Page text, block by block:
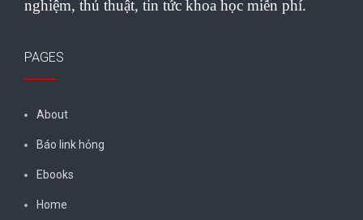
nghiệm, thủ thuật, tin tức khoa học miễn phí.
PAGES
About
Báo link hỏng
Ebooks
Home